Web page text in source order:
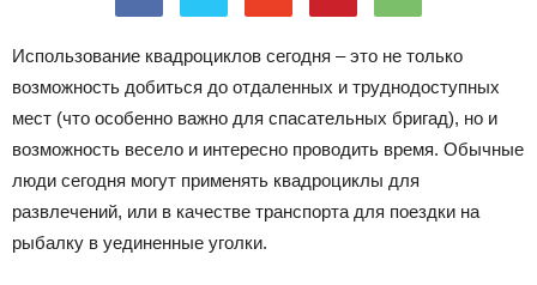
автомобилях
Лада
Использование квадроциклов сегодня – это не только
возможность добиться до отдаленных и труднодоступных
мест (что особенно важно для спасательных бригад), но и
возможность весело и интересно проводить время. Обычные
люди сегодня могут применять квадроциклы для
развлечений, или в качестве транспорта для поездки на
рыбалку в уединенные уголки.